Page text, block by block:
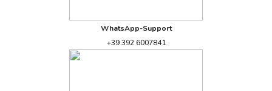
WhatsApp-Support
+39 392 6007841